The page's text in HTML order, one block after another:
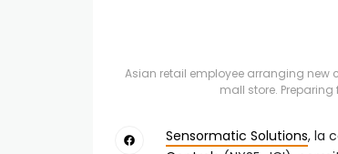
Asian retail employee arranging
mall store.
Sensormatic Solutions, la